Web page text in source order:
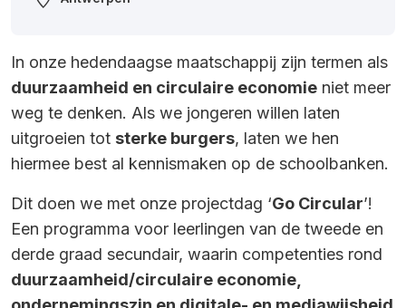
In onze hedendaagse maatschappij zijn termen als
duurzaamheid en circulaire economie niet meer
weg te denken. Als we jongeren willen laten
uitgroeien tot sterke burgers, laten we hen
hiermee best al kennismaken op de schoolbanken.
Dit doen we met onze projectdag ‘Go Circular’!
Een programma voor leerlingen van de tweede en
derde graad secundair, waarin competenties rond
duurzaamheid/circulaire economie,